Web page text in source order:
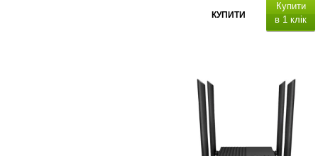
КУПИТИ
Купити
в 1 клік